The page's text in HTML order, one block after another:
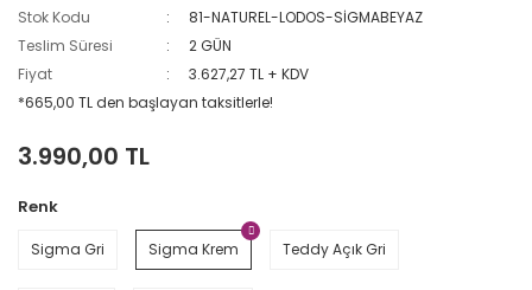
Stok Kodu
81-NATUREL-LODOS-SİGMABEYAZ
Teslim Süresi
2 GÜN
Fiyat
3.627,27 TL + KDV
*665,00 TL den başlayan taksitlerle!
3.990,00 TL
Renk
Sigma Gri Sigma Krem Teddy Açık Gri